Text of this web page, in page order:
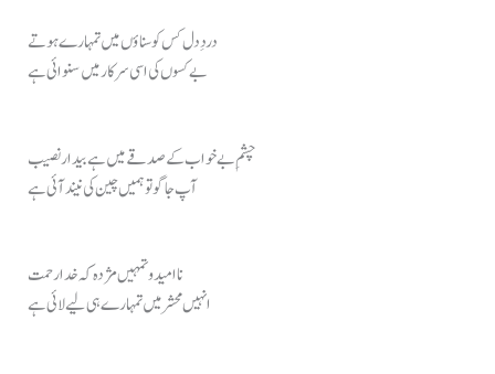
دردِ دل کس کو سناؤں میں تمہارے ہوتے
بے کسوں کی اسی سرکار میں سنوائی ہے
چشمِ بے خواب کے صدقے میں ہے بیدار نصیب
آپ جاگو تو ہمیں چین کی نیند آئی ہے
نا امیدو تمہیں مژدہ کہ خدا رحمت
انہیں محشر میں تمہارے ہی لیے لائی ہے